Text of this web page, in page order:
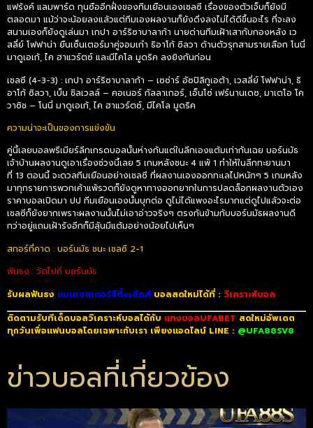
แฟร้งค์ แลมพาร์ด กุนซืออีกฝั่งของทีมเยือนเองเชลซี เรื่องของตัวเจ็บก็ยังมี
ตลอดมา แม้ว่าจะน้อยลงแล้วแต่ทีมเองผลงานก็ยังดิ่งลงไม่ได้ดีขึ้นอะไร ที่จะลง
สนามเองก็ยังดูเล่นมา เกปา อาร์ริซาบาลาก้า นายด่านทีมเฝ้าเสากับกองหลัง เว
สลี่ย์ โฟฟาน่า ยืนเซ็นเตอร์มาคู่จอมเก๋า ธิอาโก้ ซิลวา ด้านตัวรุกสามรายเลือก โนนี่
มาดูเอเก้, ไค ฮาแวร์ตซ์ และมีไคโล มูดริค ลงยิงกันก่อน
เชลซี (4-3-3) : เกปา อาร์ริซาบาลาก้า – เซซ่าร์ อัซปิลิกูเอต้า, เวสลี่ย์ โฟฟาน่า, ธิ
อาโก้ ซิลวา, เบ็น ชิลเวลล์ – คอเนอร์ กัลลาเกอร์, เอ็นโซ่ เฟร์นานเดซ, มาเตโอ โค
วาซิช – โนนี่ มาดูเอเก้, ไค ฮาแวร์ตซ์, มีไคโล มูดริค
ความน่าจะเป็นของการแข่งขัน
คู่นี้เลยบอลพรีเมียร์ลีกเกรดบอลนั้นห่างกันแต่ในลีกเองแต้มเท่ากันเฉย บอร์นมัธ
เจ้าบ้านผลงานดูเอาเรื่องช่วงนี้เลย 5 เกมหลังชนะ 4 แพ้ 1 ทำให้ในลีกทะยานมา
ที่ 13 ตอนนี้ จะดวลทีมเยือนอย่างเชลซี ที่ผลงานเองออกทะเลไปหนักๆ 5 เกมหลัง
มาทุกรายการพวกเค้าแพ้รวดก็ยังดูหาทางออกยากในการปลดล็อกผลงานตัวเอง
ราคาบอลเปิดมา ปป ทีมเยือนเองนั้นบุกต่อ ดูไม่ได้แพงอะไรมากแต่ดูไปแล้วจะต่อ
เชลซีก็ยังยากเพราะผลงานนั้นไม่เอาอ่าวจริงๆ ตรงกันข้ามกับบอร์นมัธผลงานดี
กว่าอยู่แถมเฝ้ารังอีกก็มีลุ้นมีแต้มอย่างน้อยไปเห็นๆ
สกอร์ที่คาด : บอร์นมัธ ชนะ เชลซี 2-1
ฟันธง : วัดไปที่ บอร์นมัธ
รับผลฟันธง แมนเชสเตอร์ซิตี้vsลีดส์ บอลสดใหม่ได้ที่ : วิเคราะห์บอล
ติดตามรับทีเด็ดบอลวิเคราะห์บอลได้กับ แทงบอลUFABET สดใหม่อัพเดต
ทุกวันเพื่อแฟนบอลโดยเฉพาะกับเรา เพียงแอดไลน์ LINE : @UFA88SV8
ข่าวบอลที่เกี่ยวข้อง